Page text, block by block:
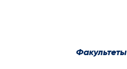
Факультеты